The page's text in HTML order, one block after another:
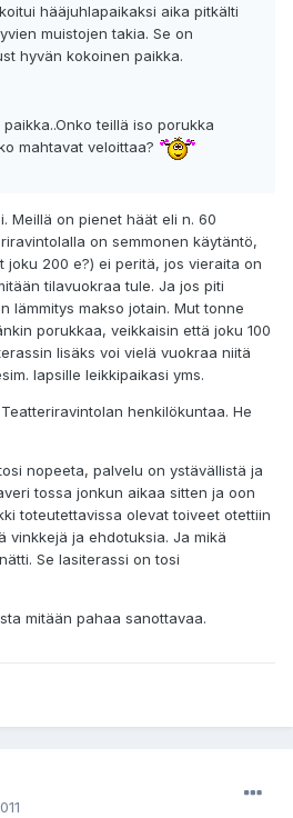
hääjuhlapaikaksi aika pitkälti
muistojen takia. Se on
hyvän kokoinen paikka.
teillä iso porukka
mahtavat veloittaa?
Meillä on pienet häät eli n. 60
on semmonen käytäntö,
joku 200 e?) ei peritä, jos vieraita on
tilavuokraa tule. Ja jos piti
lämmitys makso jotain. Mut tonne
porukkaa, veikkaisin että joku 100
lisäks voi vielä vuokraa niitä
lapsille leikkipaikasi yms.
henkilökuntaa. He
nopeeta, palvelu on ystävällistä ja
tossa jonkun aikaa sitten ja oon
toteutettavissa olevat toiveet otettiin
vinkkejä ja ehdotuksia. Ja mikä
Se lasiterassi on tosi
mitään pahaa sanottavaa.